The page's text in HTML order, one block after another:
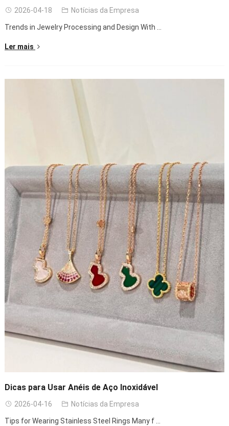
2026-04-18 Notícias da Empresa
Trends in Jewelry Processing and Design With
Ler mais
Dicas para Usar Anéis de Aço Inoxidável
2026-04-16 Notícias da Empresa
Tips for Wearing Stainless Steel Rings Many f...